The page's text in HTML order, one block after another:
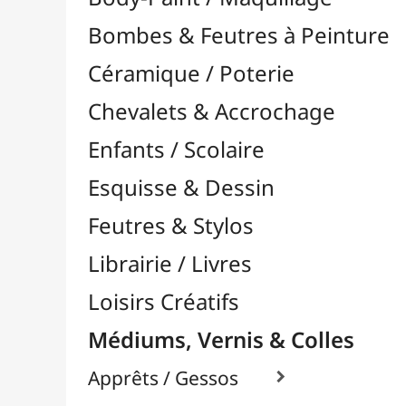
Feutres & Stylos
Librairie / Livres
Loisirs Créatifs
Médiums, Vernis & Colles
Apprêts / Gessos 
Colles & Adhésifs 
Fixatifs
Liants
Vernis / Protection 
Vernis-Colles
Modelage / Sculpture
Peintures / Couleurs
Pinceaux & Outils